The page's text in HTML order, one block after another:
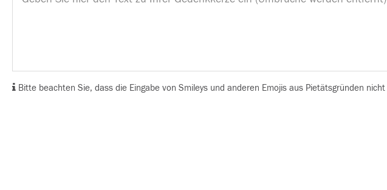
Bitte beachten Sie, dass die Eingabe von Smileys und anderen Emojis aus Pietätsgründen nicht